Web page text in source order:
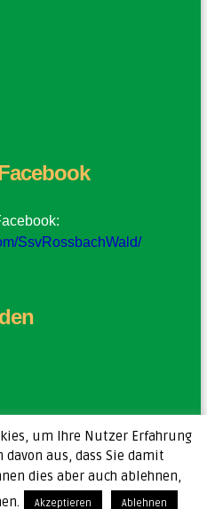
SsvRossbachWald/
um Ihre Nutzer Erfahrung
davon aus, dass Sie damit
dies aber auch ablehnen,
Akzeptieren Ablehnen